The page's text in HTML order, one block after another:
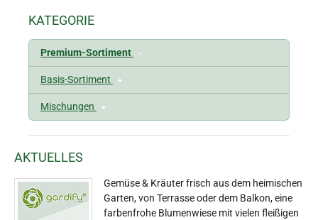
KATEGORIE
Premium-Sortiment -
Basis-Sortiment +
Mischungen +
AKTUELLES
Gemüse & Kräuter frisch aus dem heimischen
Garten, von Terrasse oder dem Balkon, eine
farbenfrohe Blumenwiese mit vielen fleißigen